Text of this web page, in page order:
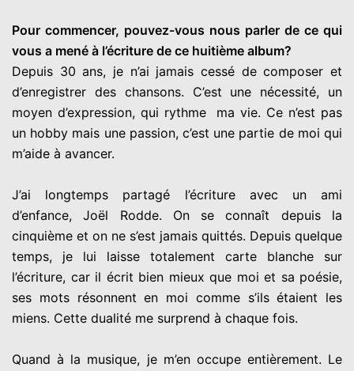
Pour commencer, pouvez-vous nous parler de ce qui
vous a mené à l’écriture de ce huitième album?
Depuis 30 ans, je n’ai jamais cessé de composer et
d’enregistrer des chansons. C’est une nécessité, un
moyen d’expression, qui rythme ma vie. Ce n’est pas
un hobby mais une passion, c’est une partie de moi qui
m’aide à avancer.
J’ai longtemps partagé l’écriture avec un ami
d’enfance, Joël Rodde. On se connaît depuis la
cinquième et on ne s’est jamais quittés. Depuis quelque
temps, je lui laisse totalement carte blanche sur
l’écriture, car il écrit bien mieux que moi et sa poésie,
ses mots résonnent en moi comme s’ils étaient les
miens. Cette dualité me surprend à chaque fois.
Quand à la musique, je m’en occupe entièrement. Le